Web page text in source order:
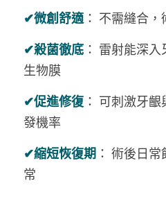
✔微創舒適 ： 不需縫合
✔殺菌徹底 ： 雷射能深
生物膜
✔促進修復 ： 可刺激牙
發機率
✔縮短恢復期 ： 術後日
常